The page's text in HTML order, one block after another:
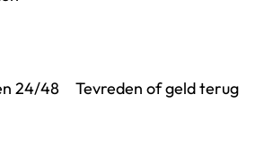
24/48
Tevreden of geld terug